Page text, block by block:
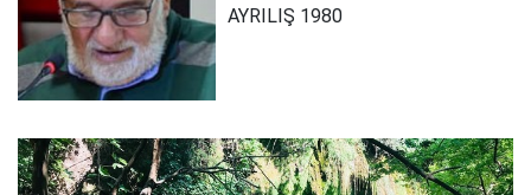
AYRILIŞ 1980